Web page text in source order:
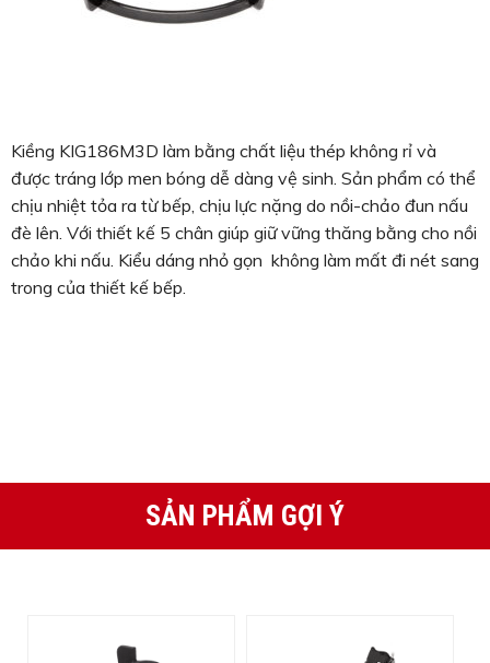
Kiềng KIG186M3D làm bằng chất liệu thép không rỉ và
được tráng lớp men bóng dễ dàng vệ sinh. Sản phẩm có thể
chịu nhiệt tỏa ra từ bếp, chịu lực nặng do nồi-chảo đun nấu
đè lên. Với thiết kế 5 chân giúp giữ vững thăng bằng cho nồi
chảo khi nấu. Kiểu dáng nhỏ gọn không làm mất đi nét sang
trong của thiết kế bếp.
SẢN PHẨM GỢI Ý